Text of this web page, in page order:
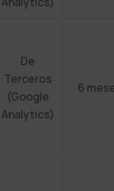
De
Terceros
(Google
Analytics)
6